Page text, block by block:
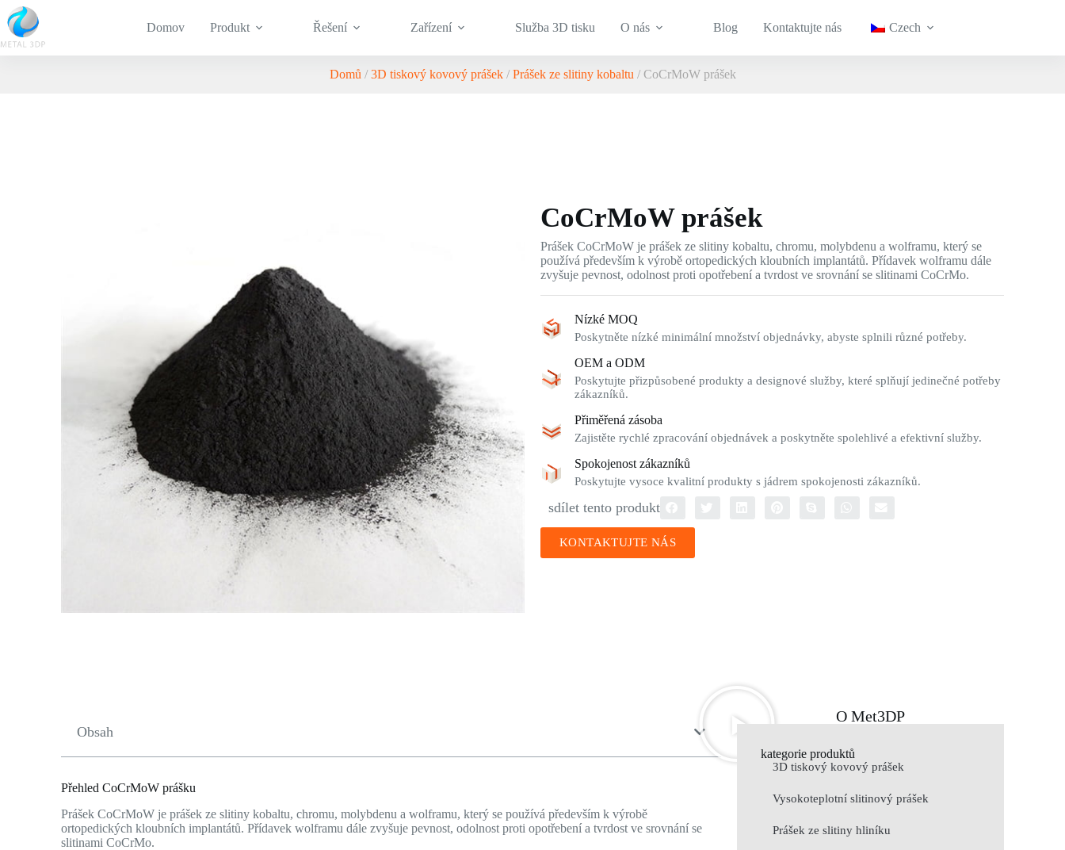
Domov Produkt Řešení Zařízení Služba 3D tisku O nás Blog Kontaktujte nás Czech
Domů / 3D tiskový kovový prášek/ Prášek ze slitiny kobaltu / CoCrMoW prášek
CoCrMoW prášek
Prášek CoCrMoW je prášek ze slitiny kobaltu, chromu, molybdenu a wolframu, který se
používá především k výrobě ortopedických kloubních implantátů. Přídavek wolframu dále
zvyšuje pevnost, odolnost proti opotřebení a tvrdost ve srovnání se slitinami CoCrMo.
Nízké MOQ
Poskytněte nízké minimální množství objednávky, abyste splnili různé potřeby.
OEM a ODM
Poskytujte přizpůsobené produkty a designové služby, které splňují jedinečné potřeby
zákazníků.
Přiměřená zásoba
Zajistěte rychlé zpracování objednávek a poskytněte spolehlivé a efektivní služby.
Spokojenost zákazníků
Poskytujte vysoce kvalitní produkty s jádrem spokojenosti zákazníků.
sdílet tento produkt
KONTAKTUJTE NÁS
Obsah
Přehled CoCrMoW prášku
Prášek CoCrMoW je prášek ze slitiny kobaltu, chromu, molybdenu a wolframu, který se používá především k výrobě
ortopedických kloubních implantátů. Přídavek wolframu dále zvyšuje pevnost, odolnost proti opotřebení a tvrdost ve srovnání se
slitinami CoCrMo.
O Met3DP
kategorie produktů
3D tiskový kovový prášek
Vysokoteplotní slitinový prášek
Prášek ze slitiny hliníku